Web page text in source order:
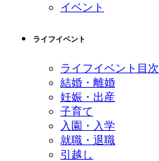
イベント
ライフイベント
ライフイベント目次
結婚・離婚
妊娠・出産
子育て
入園・入学
就職・退職
引越し